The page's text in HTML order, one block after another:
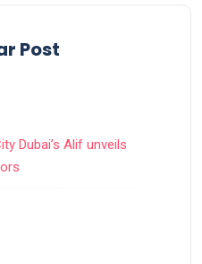
Post
Dubai’s Alif unveils